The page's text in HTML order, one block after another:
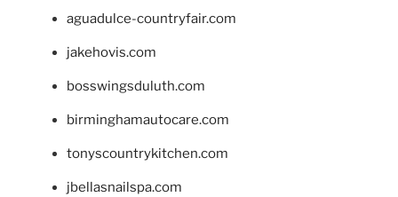
aguadulce-countryfair.com
jakehovis.com
bosswingsduluth.com
birminghamautocare.com
tonyscountrykitchen.com
jbellasnailspa.com